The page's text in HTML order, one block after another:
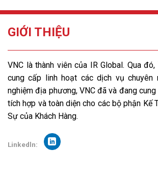
GIỚI THIỆU
VNC là thành viên của IR Global. Qua
cung cấp linh hoạt các dịch vụ chuyên
nghiệm địa phương, VNC đã và đang
tích hợp và toàn diện cho các bộ phận Kế
Sự của Khách Hàng.
Linkedln: